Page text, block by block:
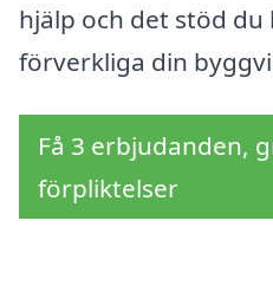
hjälp och det stöd
förverkliga din
Få 3 erbjudanden,
förpliktelser